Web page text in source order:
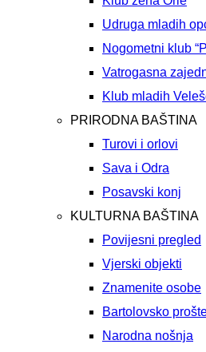
Udruga mladih
Nogometni klub
Vatrogasna
Klub mladih
PRIRODNA BAŠTINA
Turovi i orlovi
Sava i Odra
Posavski konj
KULTURNA BAŠTINA
Povijesni pregled
Vjerski objekti
Znamenite osobe
Bartolovsko
Narodna nošnja